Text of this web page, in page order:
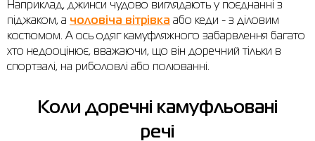
Купальники
Куртки
Майки
Рукавиці
Плавання
Сумки
Larum
New Balance
Легінси
Толстовки
Черевики
Часті питання (FAQ)
Новини
Наприклад, джинси чудово виглядають у поєднанні з
піджаком, а чоловіча вітрівка або кеди - з діловим
костюмом. А ось одяг камуфляжного забарвлення багато
хто недооцінює, вважаючи, що він доречний тільки в
спортзалі, на риболовлі або полюванні.
Коли доречні камуфльовані
речі